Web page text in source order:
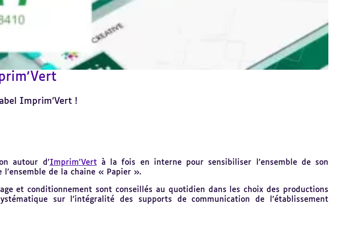
Imprim’Vert !
autour d’Imprim’Vertà la fois en interne pour sensibiliser l’ensemble de son
de la chaine « Papier ».
et conditionnement sont conseillés au quotidien dans les choix des productions
sur l’intégralité des supports de communication de l’établissement